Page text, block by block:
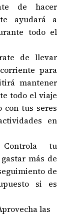
de hacer
ayudará a
todo el
de llevar
para
mantener
todo el viaje
tus seres
en
tu
más de
de
si es
las